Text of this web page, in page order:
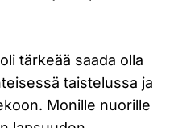
tärkeää saada olla
taistelussa ja
Monille nuorille